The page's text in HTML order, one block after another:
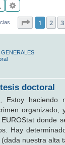
Buscar
Página de
1 2 3
doctoral
Estoy haciendo
organizado,
donde
Hay
nuestra alta